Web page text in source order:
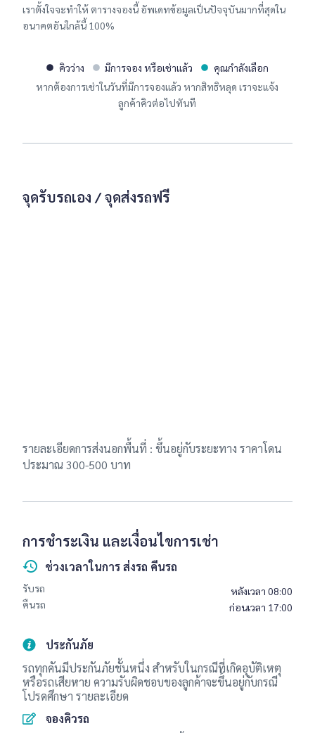
เราตั้งใจจะทำให้ ตารางจองนี้ อัพเดทข้อมูลเป็นปัจจุบันมากที่สุดใน
อนาคตอันใกล้นี้ 100%
คิวว่าง มีการจอง หรือเช่าแล้ว
คุณกำลังเลือก
หากต้องการเช่าในวันที่มีการจองแล้ว หากสิทธิหลุด เราจะแจ้ง
ลูกค้าคิวต่อไปทันที
จุดรับรถเอง / จุดส่งรถฟรี
รายละเอียดการส่งนอกพื้นที่ : ขึ้นอยู่กับระยะทาง ราคาโดน
ประมาณ 300-500 บาท
การชำระเงิน และเงื่อนไขการเช่า
ช่วงเวลาในการ ส่งรถ คืนรถ
รับรถ
หลังเวลา 08:00
คืนรถ
ก่อนเวลา 17:00
ประกันภัย
รถทุกคันมีประกันภัยชั้นหนึ่ง สำหรับในกรณีที่เกิดอุบัติเหตุ
หรือรถเสียหาย ความรับผิดชอบของลูกค้าจะขึ้นอยู่กับกรณี
โปรดศึกษา รายละเอียด
จองคิวรถ